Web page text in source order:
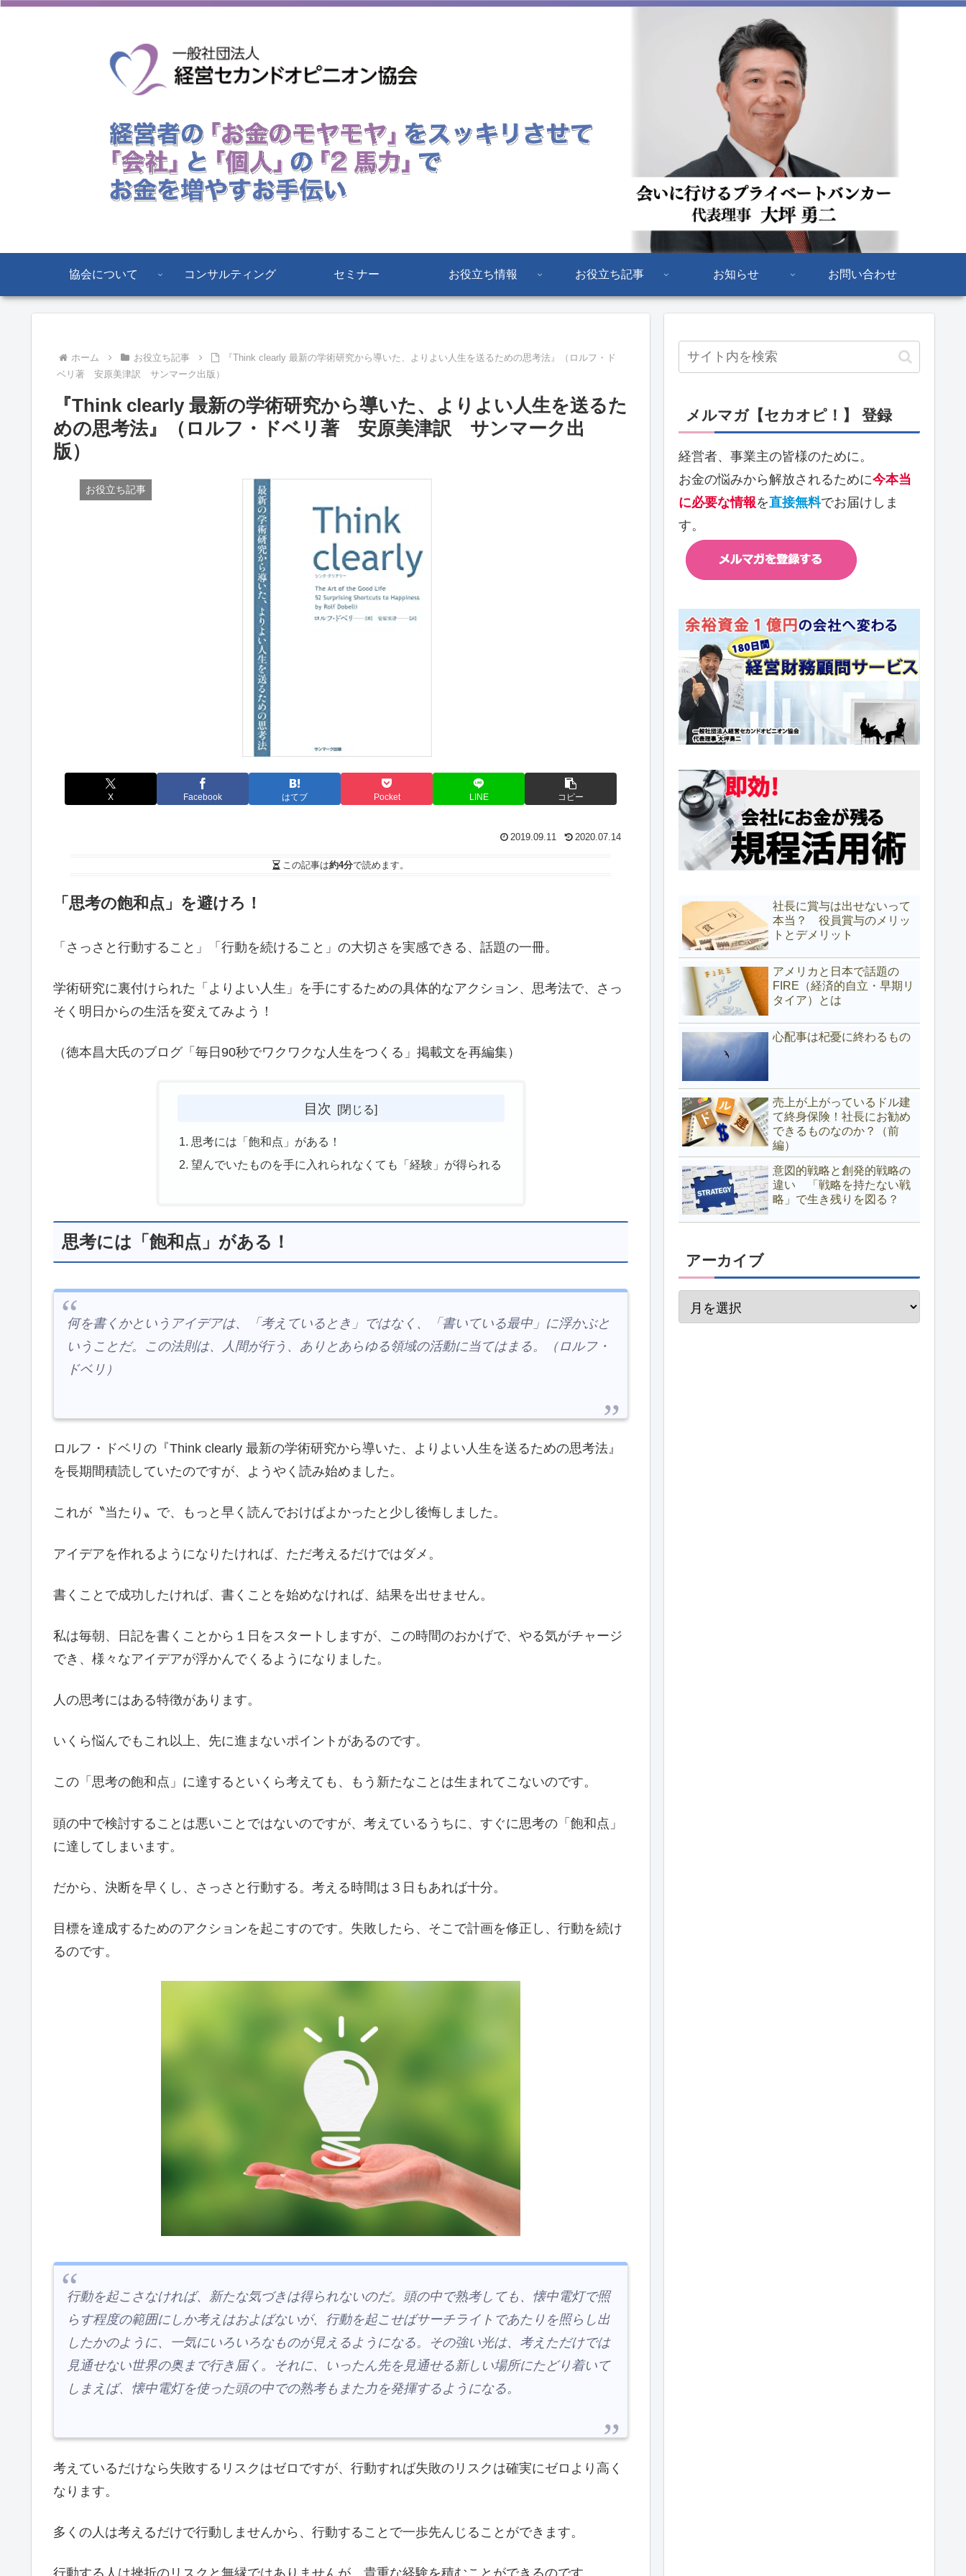
協会について コンサルティング セミナー お役立ち情報 お役立ち記事 お知らせ お問い合わせ
ホーム お役立ち記事
『Think clearly 最新の学術研究から導いた、よりよい人生を送るための思考法』（ロルフ・ド
ベリ著 安原美津訳 サンマーク出版）
『Think clearly 最新の学術研究から導いた、よりよい人生を送るた
めの思考法』（ロルフ・ドベリ著 安原美津訳 サンマーク出
版）
お役立ち記事
X Facebook はてブ Pocket LINE コピー
2019.09.11 2020.07.14
この記事は約4分で読めます。
「思考の飽和点」を避けろ！
「さっさと行動すること」「行動を続けること」の大切さを実感できる、話題の一冊。
学術研究に裏付けられた「よりよい人生」を手にするための具体的なアクション、思考法で、さっ
そく明日からの生活を変えてみよう！
（徳本昌大氏のブログ「毎日90秒でワクワクな人生をつくる」掲載文を再編集）
目次
思考には「飽和点」がある！
望んでいたものを手に入れられなくても「経験」が得られる
思考には「飽和点」がある！
何を書くかというアイデアは、「考えているとき」ではなく、「書いている最中」に浮かぶと
いうことだ。この法則は、人間が行う、ありとあらゆる領域の活動に当てはまる。（ロルフ・
ドベリ）
ロルフ・ドベリの『Think clearly 最新の学術研究から導いた、よりよい人生を送るための思考法』
を長期間積読していたのですが、ようやく読み始めました。
これが〝当たり〟で、もっと早く読んでおけばよかったと少し後悔しました。
アイデアを作れるようになりたければ、ただ考えるだけではダメ。
書くことで成功したければ、書くことを始めなければ、結果を出せません。
私は毎朝、日記を書くことから１日をスタートしますが、この時間のおかげで、やる気がチャージ
でき、様々なアイデアが浮かんでくるようになりました。
人の思考にはある特徴があります。
いくら悩んでもこれ以上、先に進まないポイントがあるのです。
この「思考の飽和点」に達するといくら考えても、もう新たなことは生まれてこないのです。
頭の中で検討することは悪いことではないのですが、考えているうちに、すぐに思考の「飽和点」
に達してしまいます。
だから、決断を早くし、さっさと行動する。考える時間は３日もあれば十分。
目標を達成するためのアクションを起こすのです。失敗したら、そこで計画を修正し、行動を続け
るのです。
行動を起こさなければ、新たな気づきは得られないのだ。頭の中で熟考しても、懐中電灯で照
らす程度の範囲にしか考えはおよばないが、行動を起こせばサーチライトであたりを照らし出
したかのように、一気にいろいろなものが見えるようになる。その強い光は、考えただけでは
見通せない世界の奥まで行き届く。それに、いったん先を見通せる新しい場所にたどり着いて
しまえば、懐中電灯を使った頭の中での熟考もまた力を発揮するようになる。
考えているだけなら失敗するリスクはゼロですが、行動すれば失敗のリスクは確実にゼロより高く
なります。
多くの人は考えるだけで行動しませんから、行動することで一歩先んじることができます。
行動する人は挫折のリスクと無縁ではありませんが、貴重な経験を積むことができるのです。
メルマガ【セカオピ！】 登録
経営者、事業主の皆様のために。
お金の悩みから解放されるために今本当
に必要な情報を直接無料でお届けしま
す。
社長に賞与は出せないって
本当？ 役員賞与のメリッ
トとデメリット
アメリカと日本で話題の
FIRE（経済的自立・早期リ
タイア）とは
心配事は杞憂に終わるもの
売上が上がっているドル建
て終身保険！社長にお勧め
できるものなのか？（前
編）
意図的戦略と創発的戦略の
違い 「戦略を持たない戦
略」で生き残りを図る？
アーカイブ